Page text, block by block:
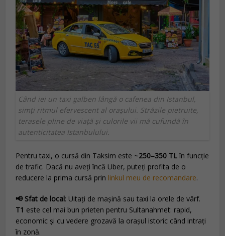
Când iei un taxi galben lângă o cafenea din Istanbul,
simți ritmul efervescent al orașului. Străzile pietruite,
terasele pline de viață și culorile vii mă cufundă în
autenticitatea Istanbulului.
Pentru taxi, o cursă din Taksim este ~250–350 TLîn funcție
de trafic. Dacă nu aveți încă Uber, puteți profita de o
reducere la prima cursă prin linkul meu de recomandare.
📢 Sfat de local: Uitați de mașină sau taxi la orele de vârf.
T1 este cel mai bun prieten pentru Sultanahmet: rapid,
economic și cu vedere grozavă la orașul istoric când intrați
în zonă.